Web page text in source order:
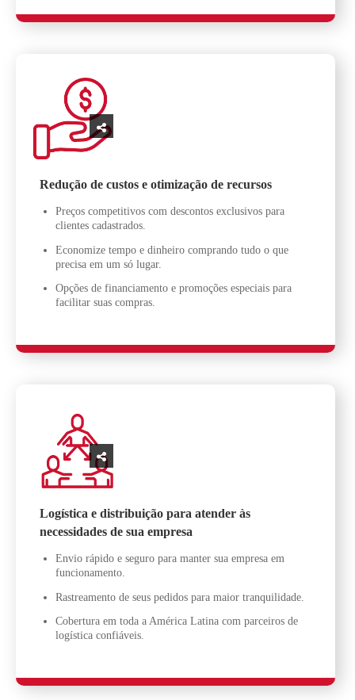
Redução de custos e otimização de recursos
Preços competitivos com descontos exclusivos para
clientes cadastrados.
Economize tempo e dinheiro comprando tudo o que
precisa em um só lugar.
Opções de financiamento e promoções especiais para
facilitar suas compras.
Logística e distribuição para atender às
necessidades de sua empresa
Envio rápido e seguro para manter sua empresa em
funcionamento.
Rastreamento de seus pedidos para maior tranquilidade.
Cobertura em toda a América Latina com parceiros de
logística confiáveis.